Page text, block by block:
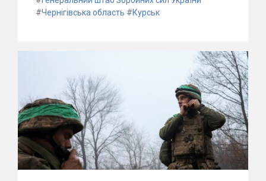
#Чернігівська область #Курськ